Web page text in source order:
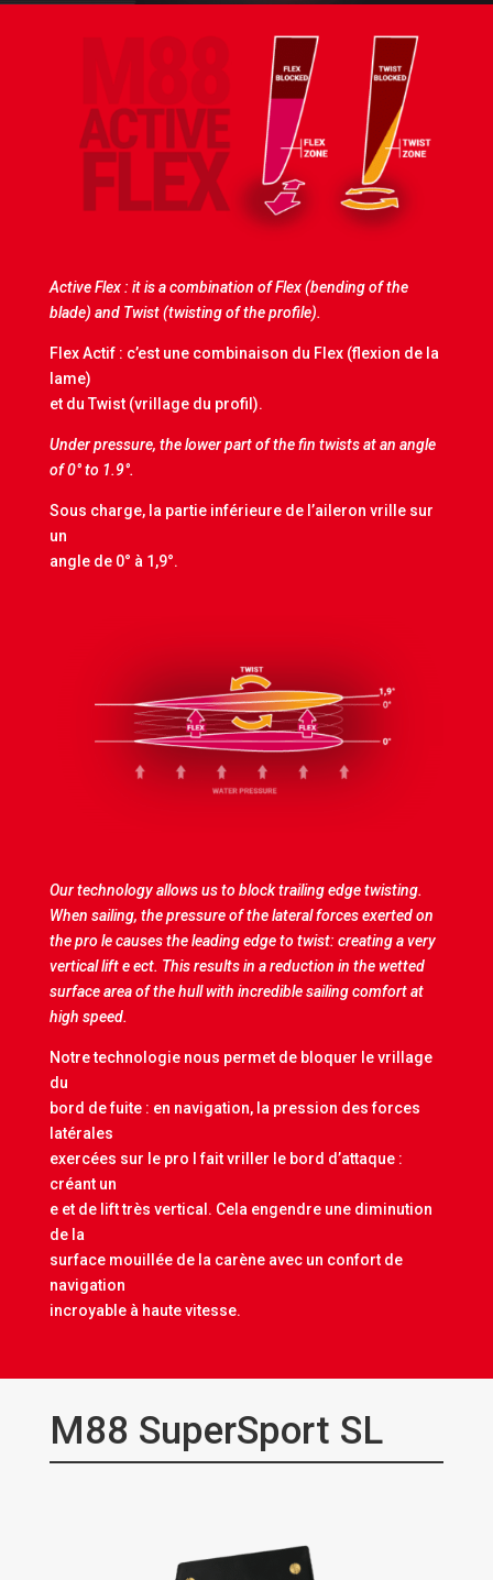
Active Flex : it is a combination of Flex (bending of the
blade) and Twist (twisting of the profile).
Flex Actif : c’est une combinaison du Flex (flexion de la
lame)
et du Twist (vrillage du profil).
Under pressure, the lower part of the fin twists at an angle
of 0° to 1.9°.
Sous charge, la partie inférieure de l’aileron vrille sur
un
angle de 0° à 1,9°.
Our technology allows us to block trailing edge twisting.
When sailing, the pressure of the lateral forces exerted on
the pro le causes the leading edge to twist: creating a very
vertical lift e ect. This results in a reduction in the wetted
surface area of the hull with incredible sailing comfort at
high speed.
Notre technologie nous permet de bloquer le vrillage
du
bord de fuite : en navigation, la pression des forces
latérales
exercées sur le pro l fait vriller le bord d’attaque :
créant un
e et de lift très vertical. Cela engendre une diminution
de la
surface mouillée de la carène avec un confort de
navigation
incroyable à haute vitesse.
M88 SuperSport SL